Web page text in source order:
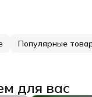
Популярные
для вас